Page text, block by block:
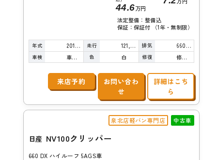
44.6万円
法定整備：整備込
保証：保証付 （1年・無制限）
年式 2018年 走行 121,000km 排気 660cc
車検 車検整備付 色 白 修復 修復歴無し
来店予約
お問い合わ
せ
詳細はこち
ら
泉北店軽バン専門店 中古車
日産 NV100クリッパー
660 DX ハイルーフ 5AGS車